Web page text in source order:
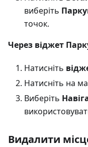
виберіть
точок.
Через віджет
Натисніть
Натисніть на
Виберіть
Видалити